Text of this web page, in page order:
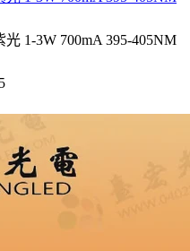
1-3W 700mA 395-405NM